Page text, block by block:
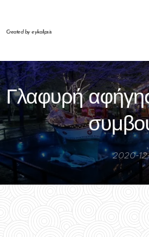
Created by eykalipsis
Γλαφυρή
2020-